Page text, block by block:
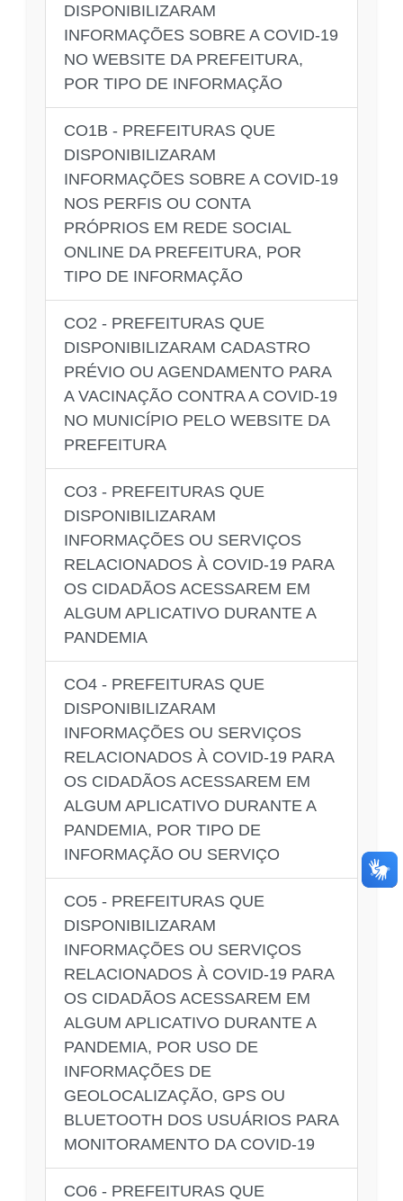
DISPONIBILIZARAM
INFORMAÇÕES SOBRE A COVID-19
NO WEBSITE DA PREFEITURA,
POR TIPO DE INFORMAÇÃO
CO1B - PREFEITURAS QUE
DISPONIBILIZARAM
INFORMAÇÕES SOBRE A COVID-19
NOS PERFIS OU CONTA
PRÓPRIOS EM REDE SOCIAL
ONLINE DA PREFEITURA, POR
TIPO DE INFORMAÇÃO
CO2 - PREFEITURAS QUE
DISPONIBILIZARAM CADASTRO
PRÉVIO OU AGENDAMENTO PARA
A VACINAÇÃO CONTRA A COVID-19
NO MUNICÍPIO PELO WEBSITE DA
PREFEITURA
CO3 - PREFEITURAS QUE
DISPONIBILIZARAM
INFORMAÇÕES OU SERVIÇOS
RELACIONADOS À COVID-19 PARA
OS CIDADÃOS ACESSAREM EM
ALGUM APLICATIVO DURANTE A
PANDEMIA
CO4 - PREFEITURAS QUE
DISPONIBILIZARAM
INFORMAÇÕES OU SERVIÇOS
RELACIONADOS À COVID-19 PARA
OS CIDADÃOS ACESSAREM EM
ALGUM APLICATIVO DURANTE A
PANDEMIA, POR TIPO DE
INFORMAÇÃO OU SERVIÇO
CO5 - PREFEITURAS QUE
DISPONIBILIZARAM
INFORMAÇÕES OU SERVIÇOS
RELACIONADOS À COVID-19 PARA
OS CIDADÃOS ACESSAREM EM
ALGUM APLICATIVO DURANTE A
PANDEMIA, POR USO DE
INFORMAÇÕES DE
GEOLOCALIZAÇÃO, GPS OU
BLUETOOTH DOS USUÁRIOS PARA
MONITORAMENTO DA COVID-19
CO6 - PREFEITURAS QUE